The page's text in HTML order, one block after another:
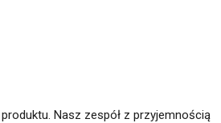
Nasz zespół z przyjemnością